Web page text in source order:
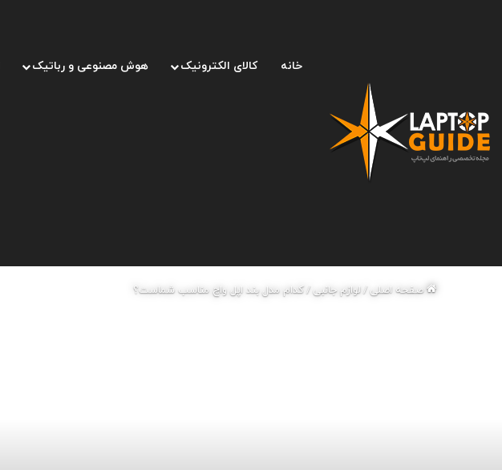
خانه کالای الکترونیک هوش مصنوعی و رباتیک
صفحه اصلی/لوازم جانبی/کدام مدل بند اپل واچ مناسب شماست؟